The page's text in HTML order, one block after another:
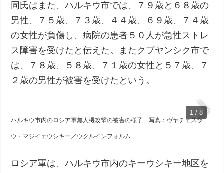
同氏はまた、ハルキウ市では、７９歳と６８歳の
男性、７５歳、７３歳、４４歳、６９歳、７４歳
の女性が負傷し、病院の患者５０人が急性ストレ
ス障害を受けたと伝えた。またクプヤンシク市で
は、７８歳、５８歳、７１歳の女性と５７歳、７
２歳の男性が被害を受けたという。
1 / 8
ハルキウ市内のロシア軍無人機攻撃の被害の様子 写真：ヴヤチェスラ
ウ・マジイェウシキー／ウクルインフォルム
ロシア軍は、ハルキウ市内のキーウシキー地区を